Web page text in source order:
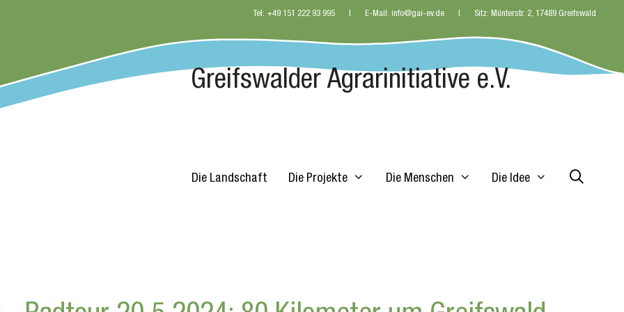
Tel: +49 151 222 93 995 E-Mail: info@gai-ev.de Sitz: Münterstr. 2, 17489 Greifswald
Greifswalder Agrarinitiative e.V.
Die Landschaft Die Projekte Die Menschen Die Idee